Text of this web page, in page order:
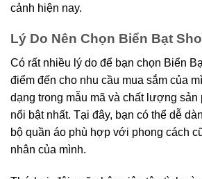
cảnh hiện nay.
Lý Do Nên Chọn Biển Bạt
Có rất nhiều lý do để bạn chọn Biển
điểm đến cho nhu cầu mua sắm của
dạng trong mẫu mã và chất lượng sản
nổi bật nhất. Tại đây, bạn có thể dễ
bộ quần áo phù hợp với phong cách
nhân của mình.